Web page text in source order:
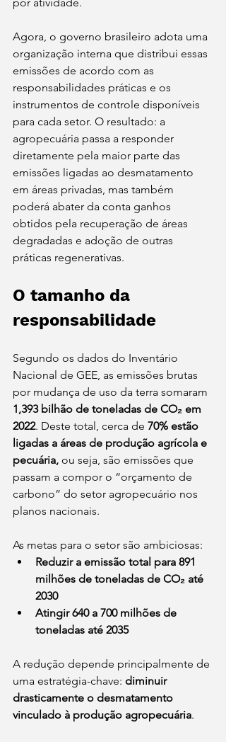
Agora, o governo brasileiro adota uma
organização interna que distribui essas
emissões de acordo com as
responsabilidades práticas e os
instrumentos de controle disponíveis
para cada setor. O resultado: a
agropecuária passa a responder
diretamente pela maior parte das
emissões ligadas ao desmatamento
em áreas privadas, mas também
poderá abater da conta ganhos
obtidos pela recuperação de áreas
degradadas e adoção de outras
práticas regenerativas.
O tamanho da
responsabilidade
Segundo os dados do Inventário
Nacional de GEE, as emissões brutas
por mudança de uso da terra somaram
1,393 bilhão de toneladas de CO₂ em
2022. Deste total, cerca de 70% estão
ligadas a áreas de produção agrícola e
pecuária, ou seja, são emissões que
passam a compor o “orçamento de
carbono” do setor agropecuário nos
planos nacionais.
As metas para o setor são ambiciosas:
Reduzir a emissão total para 891
milhões de toneladas de CO₂ até
2030
Atingir 640 a 700 milhões de
toneladas até 2035
A redução depende principalmente de
uma estratégia-chave: diminuir
drasticamente o desmatamento
vinculado à produção agropecuária.